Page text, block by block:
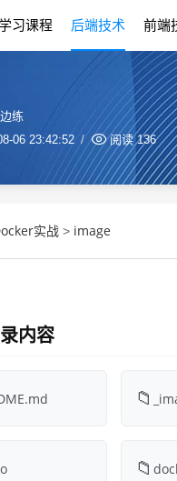
习课程 后端技术 前端
练
06 23:42:52 阅读136
实战 > image
内容
📁
📁